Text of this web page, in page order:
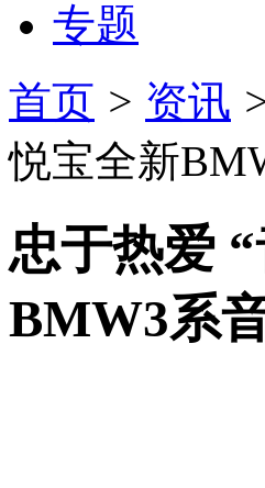
专题
首页 > 资讯
悦宝全新
忠于热爱
BMW3系